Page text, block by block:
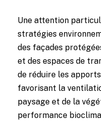
Une attention
stratégies
des façades
et des espaces de
de réduire les
favorisant la
paysage et de la
performance